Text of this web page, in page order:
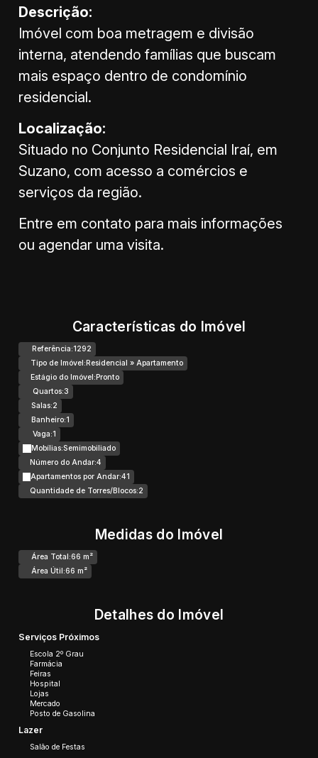
Descrição:
Imóvel com boa metragem e divisão
interna, atendendo famílias que buscam
mais espaço dentro de condomínio
residencial.
Localização:
Situado no Conjunto Residencial Iraí, em
Suzano, com acesso a comércios e
serviços da região.
Entre em contato para mais informações
ou agendar uma visita.
Características do Imóvel
Referência:1292
Tipo de Imóvel:Residencial » Apartamento
Estágio do Imóvel:Pronto
Quartos:3
Salas:2
Banheiro:1
Vaga:1
Mobílias:Semimobiliado
Número do Andar:4
Apartamentos por Andar:41
Quantidade de Torres/Blocos:2
Medidas do Imóvel
Área Total:66 m²
Área Útil:66 m²
Detalhes do Imóvel
Serviços Próximos
Escola 2º Grau
Farmácia
Feiras
Hospital
Lojas
Mercado
Posto de Gasolina
Lazer
Salão de Festas